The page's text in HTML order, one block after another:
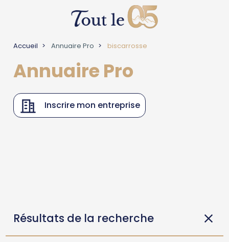
Accueil Annuaire Pro biscarrosse
Annuaire Pro
Inscrire mon entreprise
Résultats de la recherche